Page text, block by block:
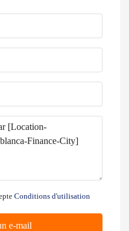
Conditions d'utilisation
e-mail